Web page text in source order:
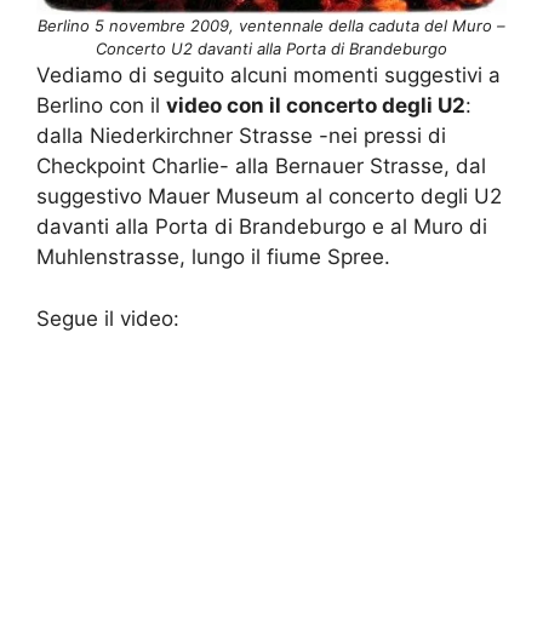
Berlino 5 novembre 2009, ventennale della caduta del Muro –
Concerto U2 davanti alla Porta di Brandeburgo
Vediamo di seguito alcuni momenti suggestivi a
Berlino con il video con il concerto degli U2:
dalla Niederkirchner Strasse -nei pressi di
Checkpoint Charlie- alla Bernauer Strasse, dal
suggestivo Mauer Museum al concerto degli U2
davanti alla Porta di Brandeburgo e al Muro di
Muhlenstrasse, lungo il fiume Spree.
Segue il video: